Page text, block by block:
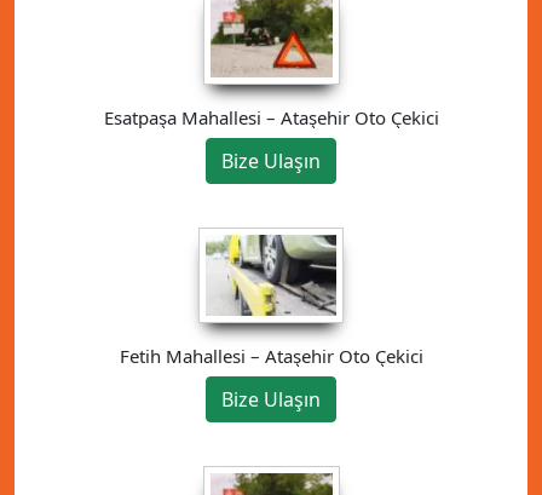
Esatpaşa Mahallesi – Ataşehir Oto Çekici
Bize Ulaşın
Fetih Mahallesi – Ataşehir Oto Çekici
Bize Ulaşın